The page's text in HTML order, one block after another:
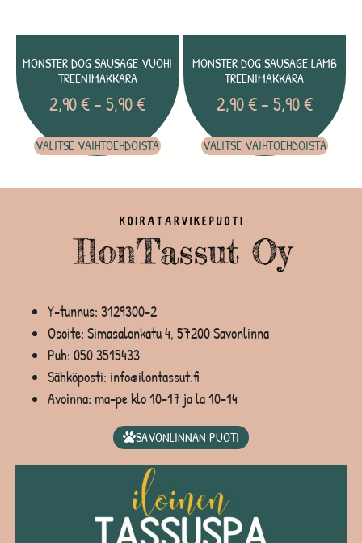
MONSTER DOG SAUSAGE VUOHI
TREENIMAKKARA
2,90€– 5,90€
VALITSE VAIHTOEHDOISTA
MONSTER DOG SAUSAGE LAMB
TREENIMAKKARA
2,90€ –5,90€
VALITSE VAIHTOEHDOISTA
Y-tunnus: 3129300-2
Osoite: Simasalonkatu 4, 57200 Savonlinna
Puh: 050 3515433
Sähköposti: info@ilontassut.fi
Avoinna: ma-pe klo 10-17 ja la 10-14
SAVONLINNAN PUOTI